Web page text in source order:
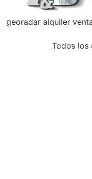
georadar alquiler
Todos los